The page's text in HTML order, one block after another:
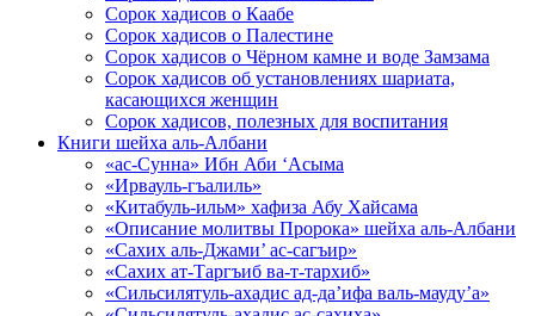
Сорок хадисов о Каабе
Сорок хадисов о Палестине
Сорок хадисов о Чёрном камне и воде Замзама
Сорок хадисов об установлениях шариата,
касающихся женщин
Сорок хадисов, полезных для воспитания
Книги шейха аль-Албани
«ас-Сунна» Ибн Аби ‘Асыма
«Ирвауль-гъалиль»
«Китабуль-ильм» хафиза Абу Хайсама
«Описание молитвы Пророка» шейха аль-Албани
«Сахих аль-Джами’ ас-сагъир»
«Сахих ат-Таргъиб ва-т-тархиб»
«Сильсилятуль-ахадис ад-да’ифа валь-мауду’а»